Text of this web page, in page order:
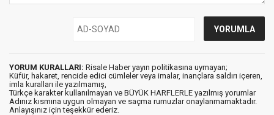
YORUM KURALLARI: Risale Haber yayın politikasına uymayan;
Küfür, hakaret, rencide edici cümleler veya imalar, inançlara saldırı içeren,
imla kuralları ile yazılmamış,
Türkçe karakter kullanılmayan ve BÜYÜK HARFLERLE yazılmış yorumlar
Adınız kısmına uygun olmayan ve saçma rumuzlar onaylanmamaktadır.
Anlayışınız için teşekkür ederiz.